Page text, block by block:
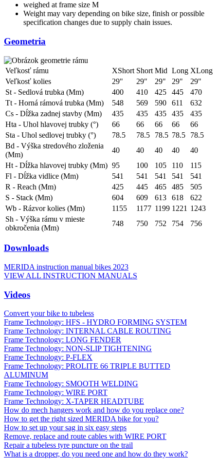
weighed at frame size M
Weight may vary depending on bike size, finish or possible
specification changes due to supply chain issues.
Geometria
Veľkosť rámu XShort Short Mid Long XLong
Veľkosť kolies
29" 29" 29" 29"
29"
St - Sedlová trubka (Mm)
400 410 425 445
470
Tt - Horná rámová trubka (Mm)
548 569 590 611
632
Cs - Dĺžka zadnej stavby (Mm)
435 435 435 435
435
Hta - Uhol hlavovej trubky (°)
66 66 66 66
66
Sta - Uhol sedlovej trubky (°)
78.5 78.5 78.5 78.5
78.5
Bd - Výška stredového zloženia
(Mm)
40 40 40 40
40
Ht - Dĺžka hlavovej trubky (Mm) 95 100 105 110
115
Fl - Dĺžka vidlice (Mm)
541 541 541 541
541
R - Reach (Mm)
425 445 465 485
505
S - Stack (Mm)
604 609 613 618
622
Wb - Rázvor kolies (Mm)
1155 1177 1199 1221 1243
Sh - Výška rámu v mieste
obkročenia (Mm)
748 750 752 754 756
Downloads
MERIDA instruction manual bikes 2023
VIEW ALL INSTRUCTION MANUALS
Videos
Convert your bike to tubeless
Frame Technology: HFS - HYDRO FORMING SYSTEM
Frame Technology: INTERNAL CABLE ROUTING
Frame Technology: LONG FENDER
Frame Technology: NON-SLIP TIGHTENING
Frame Technology: P-FLEX
Frame Technology: PROLITE 66 TRIPLE BUTTED
ALUMINUM
Frame Technology: SMOOTH WELDING
Frame Technology: WIRE PORT
Frame Technology: X-TAPER HEADTUBE
How do mech hangers work and how do you replace one?
How to get the right sized MERIDA bike for you?
How to set up your sag in six easy steps
Remove, replace and route cables with WIRE PORT
Repair a tubeless tyre puncture on the trail
What is a dropper, do you need one and how do they work?